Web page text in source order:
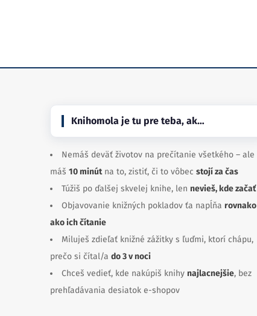
Knihomola je tu pre teba, ak…
Nemáš deväť životov na prečítanie všetkého – ale
máš 10 minútna to, zistiť, či to vôbec stojí za čas
Túžiš po ďalšej skvelej knihe, len nevieš, kde začať
Objavovanie knižných pokladov ťa napĺňa rovnako
ako ich čítanie
Miluješ zdieľať knižné zážitky s ľuďmi, ktorí chápu,
prečo si čítal/a do 3 v noci
Chceš vedieť, kde nakúpiš knihy najlacnejšie, bez
prehľadávania desiatok e-shopov